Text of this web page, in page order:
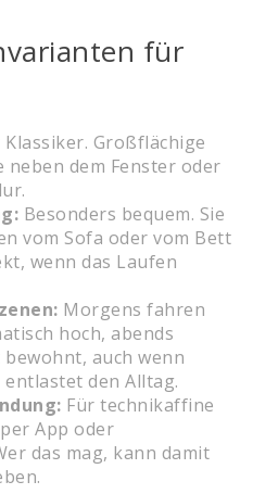
für
Klassiker. Großflächige
dem Fenster oder
Besonders bequem. Sie
vom Sofa oder vom Bett
wenn das Laufen
Morgens fahren
hoch, abends
auch wenn
den Alltag.
Für technikaffine
App oder
das mag, kann damit